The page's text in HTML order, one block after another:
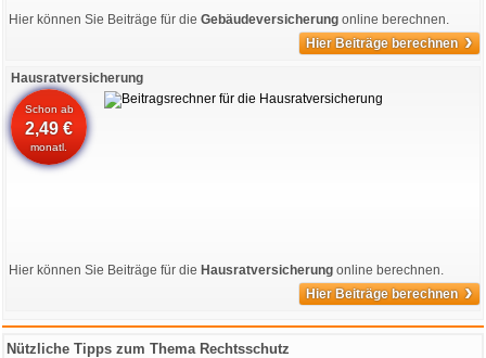
Hier können Sie Beiträge für die Gebäudeversicherung online berechnen.
Hier Beiträge berechnen ›
Hausratversicherung
Schon ab
2,49 €
monatl.
Hier können Sie Beiträge für die Hausratversicherung online berechnen.
Hier Beiträge berechnen ›
Nützliche Tipps zum Thema Rechtsschutz